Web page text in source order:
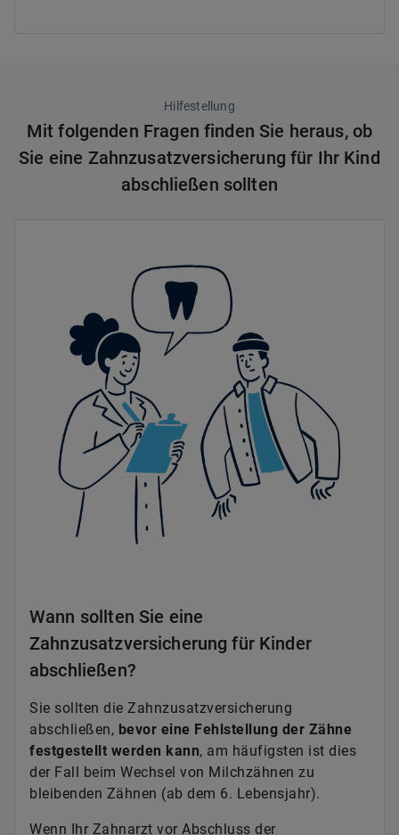
Hilfestellung
Mit folgenden Fragen finden Sie heraus, ob
Sie eine Zahnzusatzversicherung für Ihr Kind
abschließen sollten
Wann sollten Sie eine
Zahnzusatzversicherung für Kinder
abschließen?
Sie sollten die Zahnzusatzversicherung
abschließen, bevor eine Fehlstellung der Zähne
festgestellt werden kann, am häufigsten ist dies
der Fall beim Wechsel von Milchzähnen zu
bleibenden Zähnen (ab dem 6. Lebensjahr).
Wenn Ihr Zahnarzt vor Abschluss der